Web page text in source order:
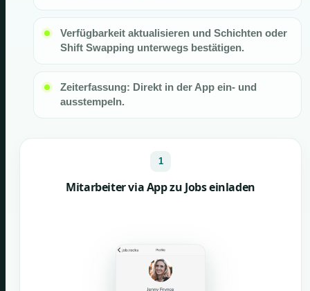
Verfügbarkeit aktualisieren und Schichten oder
Shift Swapping unterwegs bestätigen.
Zeiterfassung: Direkt in der App ein- und
ausstempeln.
1
Mitarbeiter via App zu Jobs einladen